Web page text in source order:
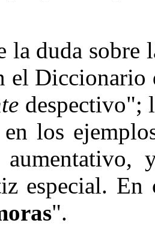
la duda
el
despectivo";
los
especial. En
".